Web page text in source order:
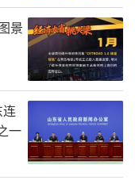
印尼海洋科技合
新、联合科考、
顾了两国长达十
从“双边智
，为发展中国
案”。
景
一